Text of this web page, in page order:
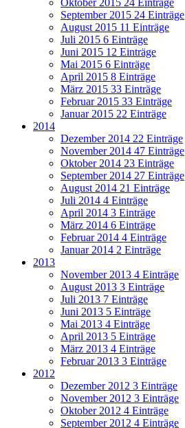
Oktober 2015 24 Einträge
September 2015 24 Einträge
August 2015 11 Einträge
Juli 2015 6 Einträge
Juni 2015 12 Einträge
Mai 2015 6 Einträge
April 2015 8 Einträge
März 2015 33 Einträge
Februar 2015 33 Einträge
Januar 2015 22 Einträge
2014
Dezember 2014 22 Einträge
November 2014 47 Einträge
Oktober 2014 23 Einträge
September 2014 27 Einträge
August 2014 21 Einträge
Juli 2014 4 Einträge
April 2014 3 Einträge
März 2014 6 Einträge
Februar 2014 4 Einträge
Januar 2014 2 Einträge
2013
November 2013 4 Einträge
August 2013 3 Einträge
Juli 2013 7 Einträge
Juni 2013 5 Einträge
Mai 2013 4 Einträge
April 2013 5 Einträge
März 2013 4 Einträge
Februar 2013 3 Einträge
2012
Dezember 2012 3 Einträge
November 2012 3 Einträge
Oktober 2012 4 Einträge
September 2012 4 Einträge